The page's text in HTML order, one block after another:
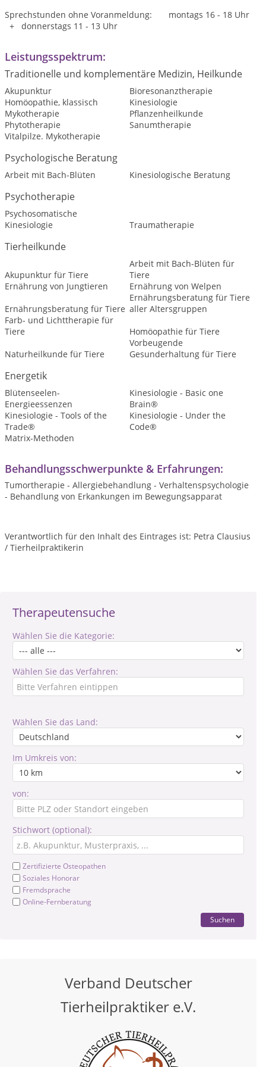
Therapeutensuche
Wählen Sie die Kategorie:
Wählen Sie das Verfahren:
Wählen Sie das Land:
Im Umkreis von:
von:
Stichwort (optional):
Zertifizierte Osteopathen
Soziales Honorar
Fremdsprache
Online-Fernberatung
Suchen
Verband Deutscher
Tierheilpraktiker e.V.
Sprechstunden ohne Voranmeldung: montags 16 - 18 Uhr
+ donnerstags 11 - 13 Uhr
Leistungsspektrum:
Traditionelle und komplementäre Medizin, Heilkunde
Akupunktur
Bioresonanztherapie
Homöopathie, klassisch
Kinesiologie
Mykotherapie
Pflanzenheilkunde
Phytotherapie
Sanumtherapie
Vitalpilze. Mykotherapie
Psychologische Beratung
Arbeit mit Bach-Blüten Kinesiologische Beratung
Psychotherapie
Psychosomatische
Kinesiologie
Traumatherapie
Tierheilkunde
Akupunktur für Tiere
Arbeit mit Bach-Blüten für
Tiere
Ernährung von Jungtieren
Ernährung von Welpen
Ernährungsberatung für Tiere
Ernährungsberatung für Tiere
aller Altersgruppen
Farb- und Lichttherapie für
Tiere
Homöopathie für Tiere
Naturheilkunde für Tiere
Vorbeugende
Gesunderhaltung für Tiere
Energetik
Blütenseelen-
Energieessenzen
Kinesiologie - Basic one
Brain®
Kinesiologie - Tools of the
Trade®
Kinesiologie - Under the
Code®
Matrix-Methoden
Behandlungsschwerpunkte & Erfahrungen:
Tumortherapie - Allergiebehandlung - Verhaltenspsychologie
- Behandlung von Erkankungen im Bewegungsapparat
Verantwortlich für den Inhalt des Eintrages ist: Petra Clausius
/ Tierheilpraktikerin